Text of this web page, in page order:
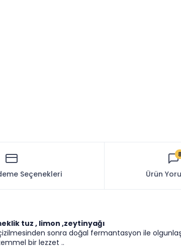
Seçenekleri Ürün
8
tuz , limon ,zeytinyağı
sonra doğal fermantasyon ile
bir lezzet ..